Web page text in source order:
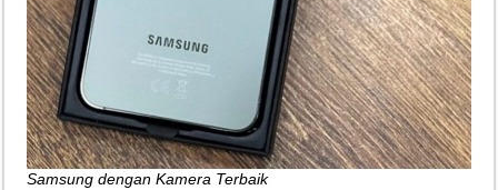
Samsung dengan Kamera Terbaik